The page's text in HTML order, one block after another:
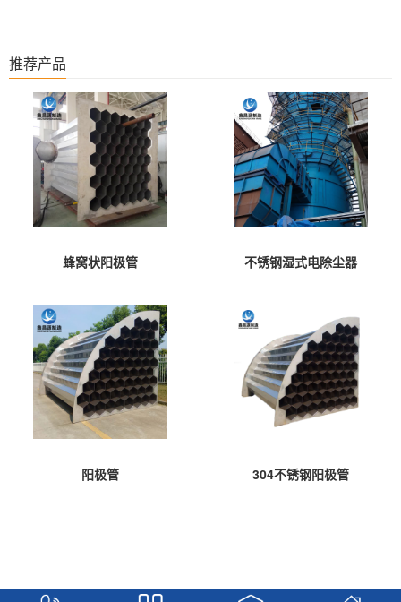
推荐产品
蜂窝状阳极管 不锈钢湿式电除尘器
阳极管 304不锈钢阳极管